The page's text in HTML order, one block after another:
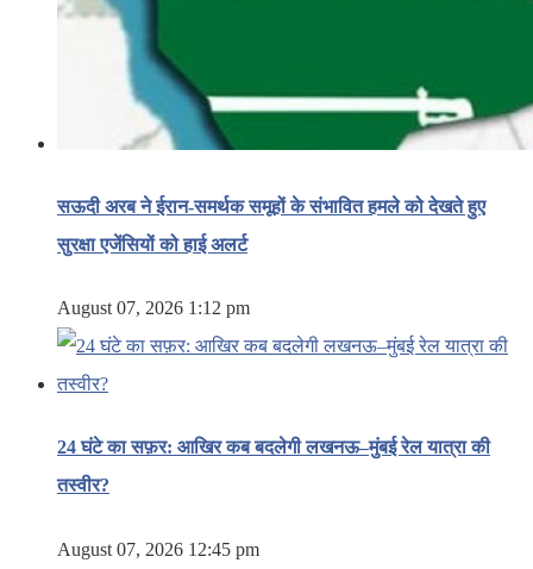
सऊदी अरब ने ईरान-समर्थक समूहों के संभावित हमले को देखते हुए
सुरक्षा एजेंसियों को हाई अलर्ट
August 07, 2026 1:12 pm
24 घंटे का सफ़र: आखिर कब बदलेगी लखनऊ–मुंबई रेल यात्रा की
तस्वीर?
August 07, 2026 12:45 pm